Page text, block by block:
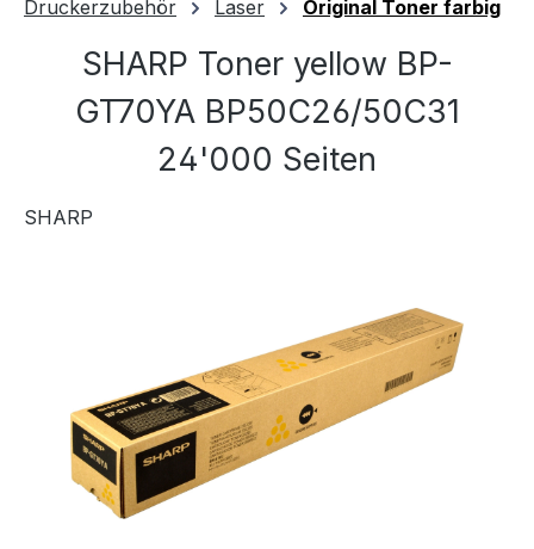
Druckerzubehör Laser Original Toner farbig
SHARP Toner yellow BP-
GT70YA BP50C26/50C31
24'000 Seiten
SHARP